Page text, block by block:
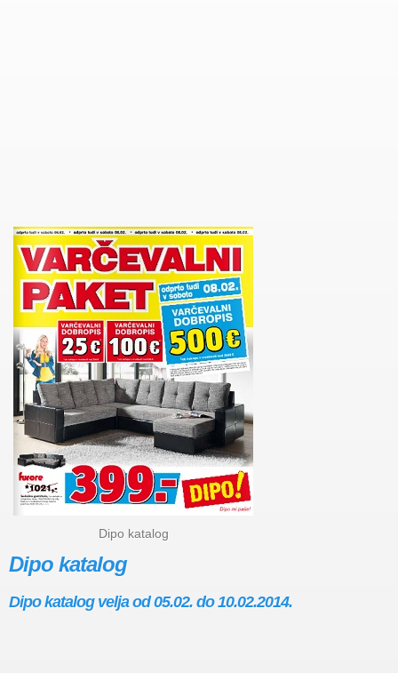
Dipo katalog
Dipo katalog
Dipo katalog velja od 05.02. do 10.02.2014.